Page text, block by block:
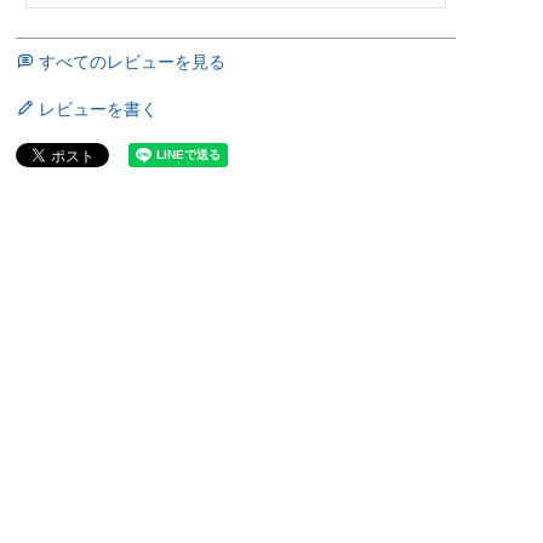
すべてのレビューを見る
レビューを書く